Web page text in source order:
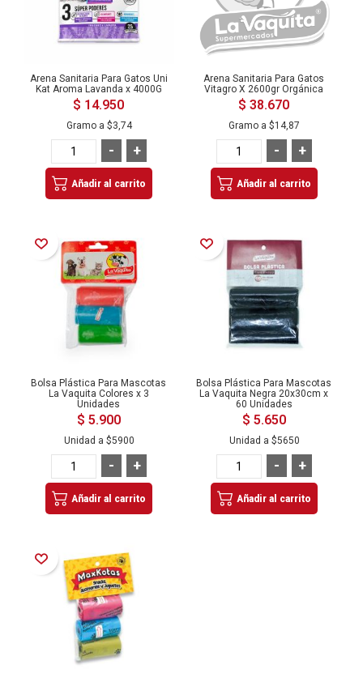
Arena Sanitaria Para Gatos Uni
Kat Aroma Lavanda x 4000G
$ 14.950
Gramo a $3,74
+
-
Añadir al carrito
Arena Sanitaria Para Gatos
Vitagro X 2600gr Orgánica
$ 38.670
Gramo a $14,87
+
-
Añadir al carrito
Añadir a la Lista de Deseos
Bolsa Plástica Para Mascotas
La Vaquita Colores x 3
Unidades
$ 5.900
Unidad a $5900
+
-
Añadir al carrito
Añadir a la Lista de Deseos
Bolsa Plástica Para Mascotas
La Vaquita Negra 20x30cm x
60 Unidades
$ 5.650
Unidad a $5650
+
-
Añadir al carrito
Añadir a la Lista de Deseos